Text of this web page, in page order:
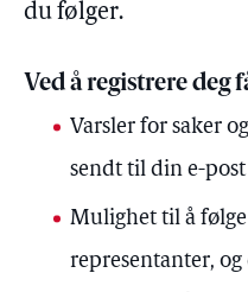
du følger.
Ved å registrere deg
Varsler for saker
sendt til din e-post
Mulighet til å
representanter,